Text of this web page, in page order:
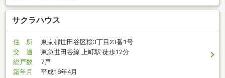
サクラハウス
住 所
東京都世田谷区桜3丁目23番1号
交 通
東急世田谷線 上町駅 徒歩12分
総戸数
7戸
築年月
平成18年4月